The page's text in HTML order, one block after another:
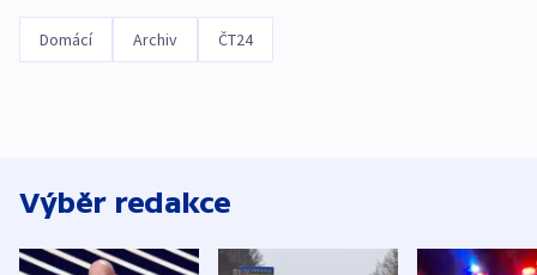
Domácí Archiv ČT24
Výběr redakce